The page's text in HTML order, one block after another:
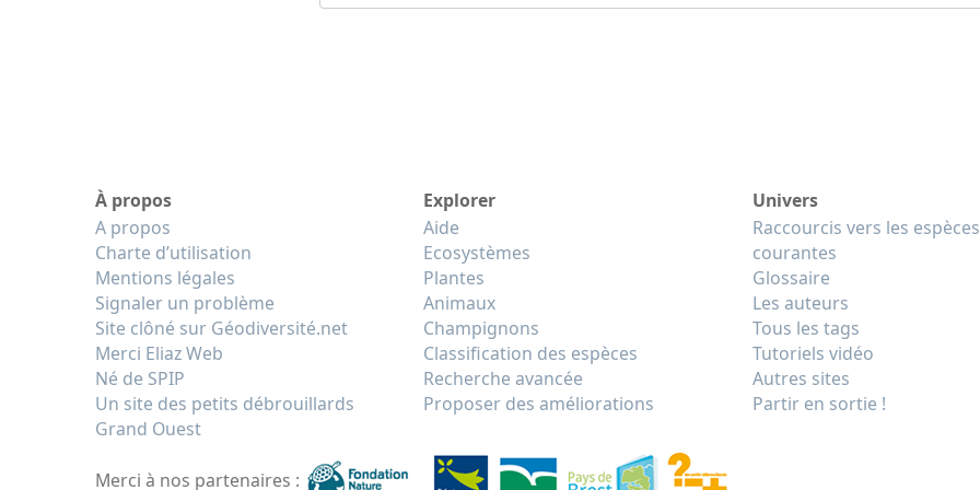
À propos
A propos
Charte d’utilisation
Mentions légales
Signaler un problème
Site clôné sur Géodiversité.net
Merci Eliaz Web
Né de SPIP
Un site des petits débrouillards
Grand Ouest
Explorer
Aide
Ecosystèmes
Plantes
Animaux
Champignons
Classification des espèces
Recherche avancée
Proposer des améliorations
Univers
Raccourcis vers les espèces
courantes
Glossaire
Les auteurs
Tous les tags
Tutoriels vidéo
Autres sites
Partir en sortie !
Merci à nos partenaires :